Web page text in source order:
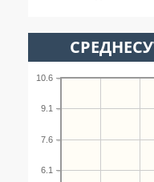
6.1
7.6
9.1
10.6